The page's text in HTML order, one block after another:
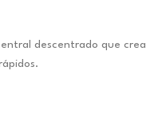
descentrado que crea